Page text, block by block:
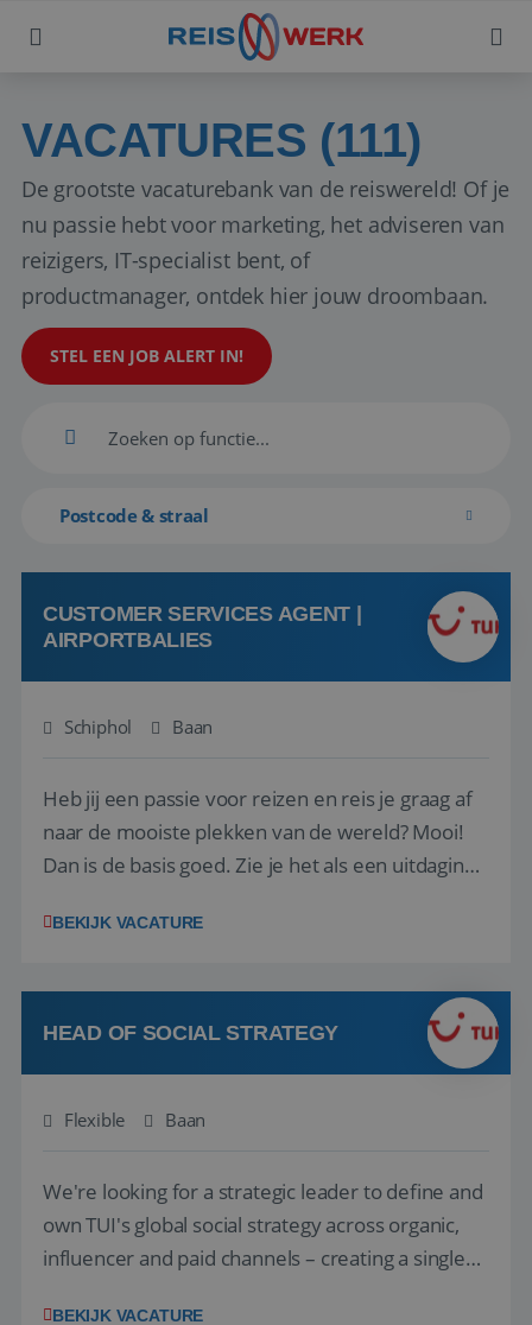
VACATURES (111)
De grootste vacaturebank van de reiswereld! Of je
nu passie hebt voor marketing, het adviseren van
reizigers, IT-specialist bent, of
productmanager, ontdek hier jouw droombaan.
STEL EEN JOB ALERT IN!
Postcode & straal
CUSTOMER SERVICES AGENT |
AIRPORTBALIES
Schiphol Baan
Heb jij een passie voor reizen en reis je graag af
naar de mooiste plekken van de wereld? Mooi!
Dan is de basis goed. Zie je het als een uitdaging
het samenstellen en boeken van de perfecte
deze onderdelen zijn nu samen gevoegd...
BEKIJK VACATURE
HEAD OF SOCIAL STRATEGY
Flexible Baan
We're looking for a strategic leader to define and
own TUI's global social strategy across organic,
influencer and paid channels – creating a single
BEKIJK VACATURE